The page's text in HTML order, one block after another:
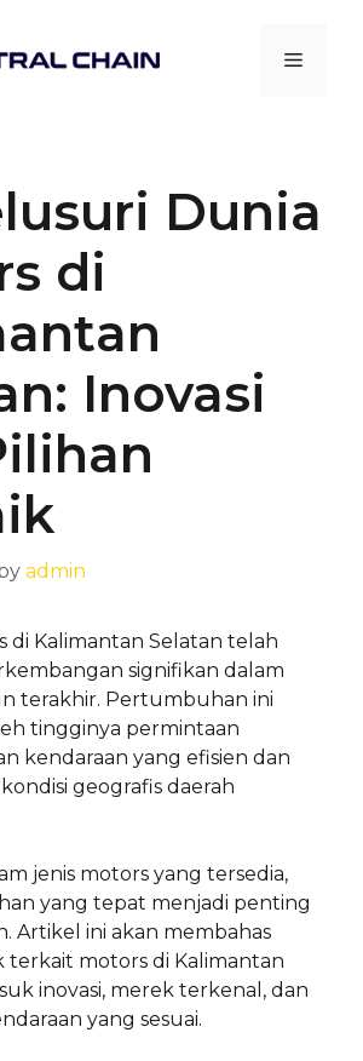
Menu
Dunia
di
Inovasi
admin
di Kalimantan Selatan telah
signifikan dalam
terakhir. Pertumbuhan ini
tingginya permintaan
kendaraan yang efisien dan
geografis daerah
jenis motors yang tersedia,
yang tepat menjadi penting
Artikel ini akan membahas
terkait motors di Kalimantan
inovasi, merek terkenal, dan
yang sesuai.